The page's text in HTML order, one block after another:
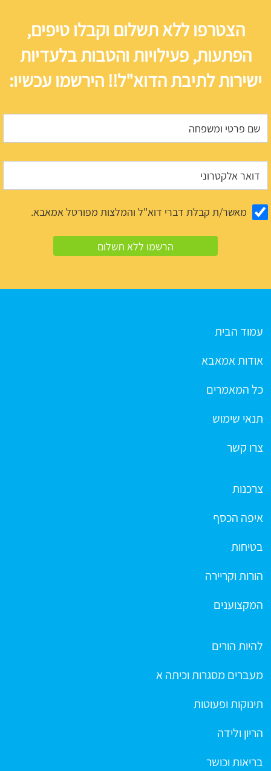
הצטרפו ללא תשלום וקבלו טיפים,
הפתעות, פעילויות והטבות בלעדיות
ישירות לתיבת הדוא"ל!! הירשמו עכשיו:
מאשר/ת קבלת דברי דוא"ל והמלצות מפורטל אמאבא.
עמוד הבית
אודות אמאבא
כל המאמרים
תנאי שימוש
צרו קשר
צרכנות
איפה הכסף
בטיחות
הורות וקריירה
המקצוענים
להיות הורים
מעברים מסגרות וכיתה א
תינוקות ופעוטות
הריון ולידה
בריאות וכושר